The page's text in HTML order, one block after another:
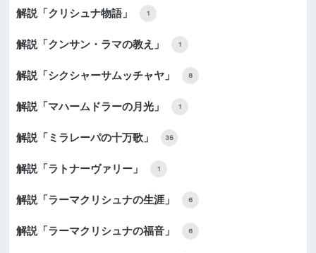
解説「クリシュナ物語」 1
解説「クンサン・ラマの教え」 1
解説「シクシャーサムッチャヤ」 8
解説「マハームドラーの月光」 1
解説「ミラレーパの十万歌」 35
解説「ラトナーヴァリー」 1
解説「ラーマクリシュナの生涯」 6
解説「ラーマクリシュナの福音」 6